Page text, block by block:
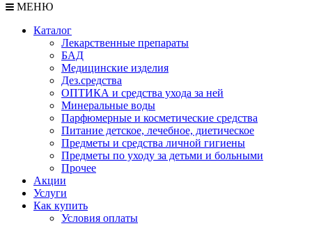
МЕНЮ
Каталог
Лекарственные препараты
БАД
Медицинские изделия
Дез.средства
ОПТИКА и средства ухода за ней
Минеральные воды
Парфюмерные и косметические средства
Питание детское, лечебное, диетическое
Предметы и средства личной гигиены
Предметы по уходу за детьми и больными
Прочее
Акции
Услуги
Как купить
Условия оплаты